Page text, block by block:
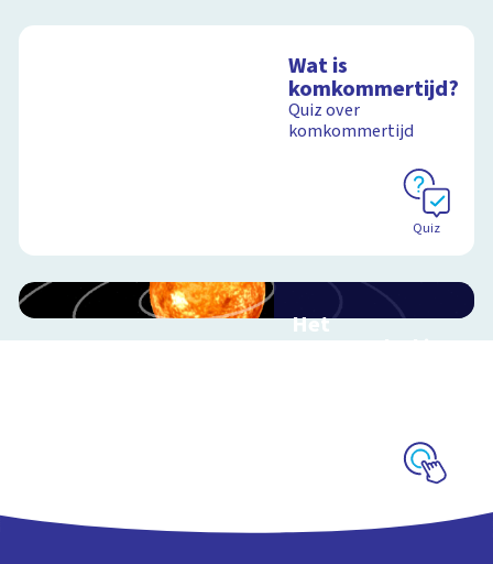
Wat is
komkommertijd?
Quiz over
komkommertijd
Quiz
Het
zonnestelsel in